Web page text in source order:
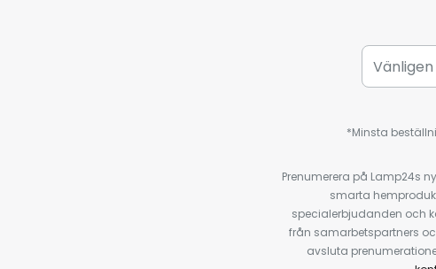
möjliggör styrning på plats eller på
(gratis för Android och iOS) eller på
Amazon Alexa, Apple HomeKit (Siri)
Bluetooth med den kostnadsfria Hue
Android 7 eller iOS 11 eller högre och
4.0 eller högre. En router-, WLAN-
nödvändig. Vid användning av mer
rekommenderas användning av en
*Minsta
Prenumerera på Lamp24s
smarta
specialerbjudanden och
från samarbetspartners
avsluta